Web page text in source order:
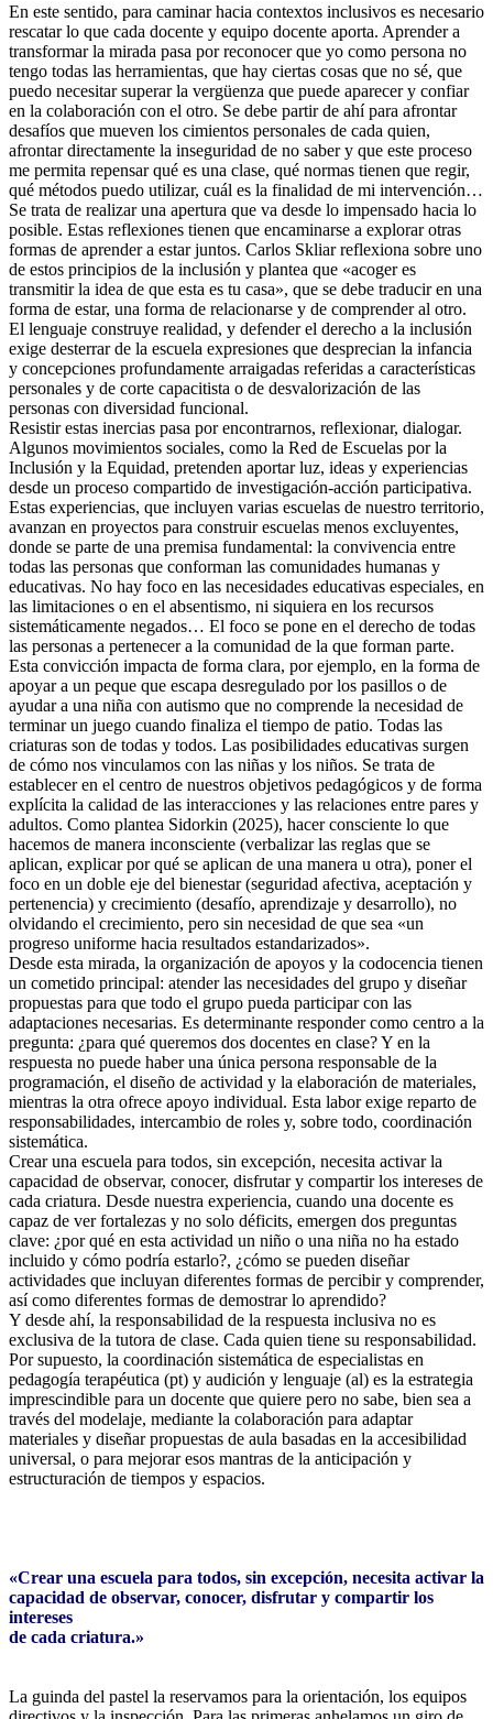
En este sentido, para caminar hacia contextos inclusivos es necesario
rescatar lo que cada docente y equipo docente aporta. Aprender a
transformar la mirada pasa por reconocer que yo como persona no
tengo todas las herramientas, que hay ciertas cosas que no sé, que
puedo necesitar superar la vergüenza que puede aparecer y confiar
en la colaboración con el otro. Se debe partir de ahí para afrontar
desafíos que mueven los cimientos personales de cada quien,
afrontar directamente la inseguridad de no saber y que este proceso
me permita repensar qué es una clase, qué normas tienen que regir,
qué métodos puedo utilizar, cuál es la finalidad de mi intervención…
Se trata de realizar una apertura que va desde lo impensado hacia lo
posible. Estas reflexiones tienen que encaminarse a explorar otras
formas de aprender a estar juntos. Carlos Skliar reflexiona sobre uno
de estos principios de la inclusión y plantea que «acoger es
transmitir la idea de que esta es tu casa», que se debe traducir en una
forma de estar, una forma de relacionarse y de comprender al otro.
El lenguaje construye realidad, y defender el derecho a la inclusión
exige desterrar de la escuela expresiones que desprecian la infancia
y concepciones profundamente arraigadas referidas a características
personales y de corte capacitista o de desvalorización de las
personas con diversidad funcional.
Resistir estas inercias pasa por encontrarnos, reflexionar, dialogar.
Algunos movimientos sociales, como la Red de Escuelas por la
Inclusión y la Equidad, pretenden aportar luz, ideas y experiencias
desde un proceso compartido de investigación-acción participativa.
Estas experiencias, que incluyen varias escuelas de nuestro territorio,
avanzan en proyectos para construir escuelas menos excluyentes,
donde se parte de una premisa fundamental: la convivencia entre
todas las personas que conforman las comunidades humanas y
educativas. No hay foco en las necesidades educativas especiales, en
las limitaciones o en el absentismo, ni siquiera en los recursos
sistemáticamente negados… El foco se pone en el derecho de todas
las personas a pertenecer a la comunidad de la que forman parte.
Esta convicción impacta de forma clara, por ejemplo, en la forma de
apoyar a un peque que escapa desregulado por los pasillos o de
ayudar a una niña con autismo que no comprende la necesidad de
terminar un juego cuando finaliza el tiempo de patio. Todas las
criaturas son de todas y todos. Las posibilidades educativas surgen
de cómo nos vinculamos con las niñas y los niños. Se trata de
establecer en el centro de nuestros objetivos pedagógicos y de forma
explícita la calidad de las interacciones y las relaciones entre pares y
adultos. Como plantea Sidorkin (2025), hacer consciente lo que
hacemos de manera inconsciente (verbalizar las reglas que se
aplican, explicar por qué se aplican de una manera u otra), poner el
foco en un doble eje del bienestar (seguridad afectiva, aceptación y
pertenencia) y crecimiento (desafío, aprendizaje y desarrollo), no
olvidando el crecimiento, pero sin necesidad de que sea «un
progreso uniforme hacia resultados estandarizados».
Desde esta mirada, la organización de apoyos y la codocencia tienen
un cometido principal: atender las necesidades del grupo y diseñar
propuestas para que todo el grupo pueda participar con las
adaptaciones necesarias. Es determinante responder como centro a la
pregunta: ¿para qué queremos dos docentes en clase? Y en la
respuesta no puede haber una única persona responsable de la
programación, el diseño de actividad y la elaboración de materiales,
mientras la otra ofrece apoyo individual. Esta labor exige reparto de
responsabilidades, intercambio de roles y, sobre todo, coordinación
sistemática.
Crear una escuela para todos, sin excepción, necesita activar la
capacidad de observar, conocer, disfrutar y compartir los intereses de
cada criatura. Desde nuestra experiencia, cuando una docente es
capaz de ver fortalezas y no solo déficits, emergen dos preguntas
clave: ¿por qué en esta actividad un niño o una niña no ha estado
incluido y cómo podría estarlo?, ¿cómo se pueden diseñar
actividades que incluyan diferentes formas de percibir y comprender,
así como diferentes formas de demostrar lo aprendido?
Y desde ahí, la responsabilidad de la respuesta inclusiva no es
exclusiva de la tutora de clase. Cada quien tiene su responsabilidad.
Por supuesto, la coordinación sistemática de especialistas en
pedagogía terapéutica (pt) y audición y lenguaje (al) es la estrategia
imprescindible para un docente que quiere pero no sabe, bien sea a
través del modelaje, mediante la colaboración para adaptar
materiales y diseñar propuestas de aula basadas en la accesibilidad
universal, o para mejorar esos mantras de la anticipación y
estructuración de tiempos y espacios.
«Crear una escuela para todos, sin excepción, necesita activar la
capacidad de observar, conocer, disfrutar y compartir los
intereses
de cada criatura.»
La guinda del pastel la reservamos para la orientación, los equipos